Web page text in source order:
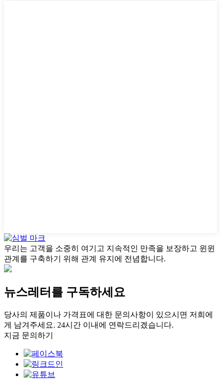
우리는 고객을 소중히 여기고 지속적인 만족을 보장하고 윈윈
관계를 구축하기 위해 관계 유지에 전념합니다.
뉴스레터를 구독하세요
당사의 제품이나 가격표에 대한 문의사항이 있으시면 저희에
게 남겨주세요. 24시간 이내에 연락드리겠습니다.
지금 문의하기